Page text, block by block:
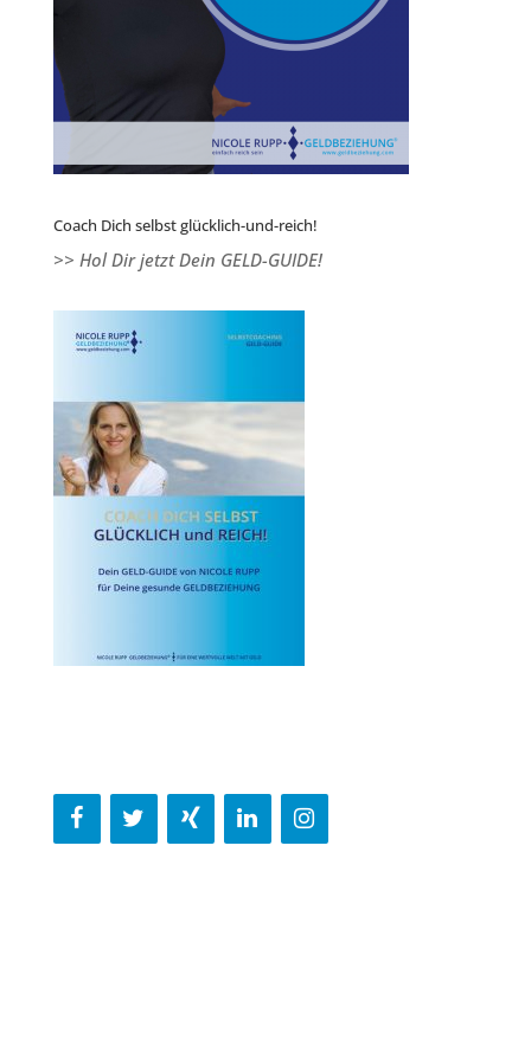
Coach Dich selbst glücklich-und-reich!
>> Hol Dir jetzt Dein GELD-GUIDE!